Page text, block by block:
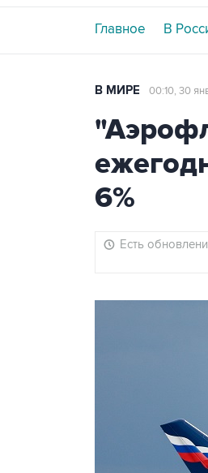
Главное В
В МИРЕ 00:10, 30
6%
Есть